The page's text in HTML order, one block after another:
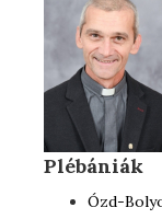
Plébániák
Ózd-